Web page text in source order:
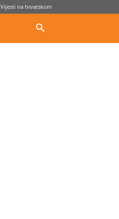
Vijesti na hrvatskom